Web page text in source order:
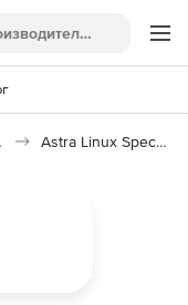
Astra Linux Special Edition